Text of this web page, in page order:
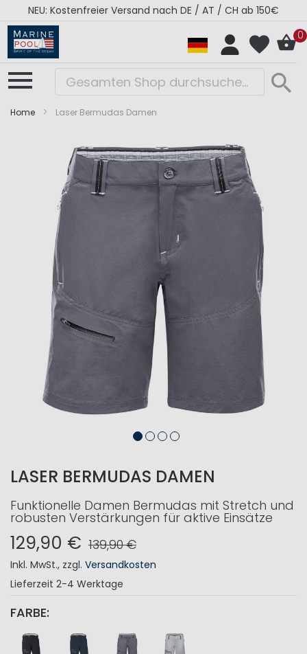
NEU: Kostenfreier Versand nach DE / AT / CH ab 150€
0
Home Laser Bermudas Damen
Bildergalerie
springen
Bildergalerie
springen
LASER BERMUDAS DAMEN
Funktionelle Damen Bermudas mit Stretch und
robusten Verstärkungen für aktive Einsätze
129,90 € 139,90 €
Inkl. MwSt., zzgl. Versandkosten
Lieferzeit 2-4 Werktage
FARBE